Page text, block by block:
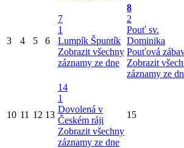
3 4 5 6
7
1
Lumpík Špuntík
Zobrazit všechny
záznamy ze dne
8
2
Pouť sv.
Dominika
Pouťová
Zobrazit
záznamy ze
10 11 12 13
14
1
Dovolená v
Českém ráji
Zobrazit všechny
záznamy ze dne
15